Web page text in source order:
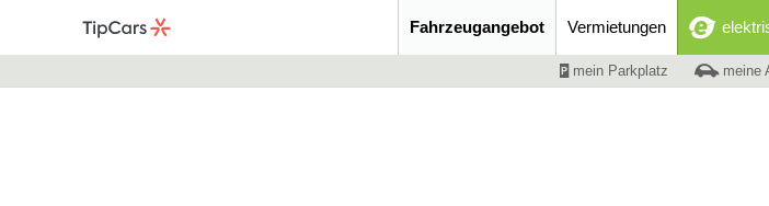
Fahrzeugangebot Vermietungen
mein Parkplatz meine